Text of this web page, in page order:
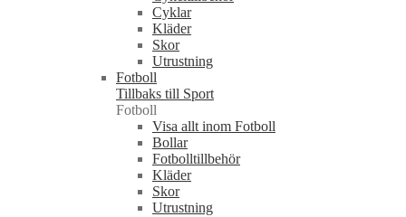
Cyklar
Kläder
Skor
Utrustning
Fotboll
Tillbaks till Sport
Fotboll
Visa allt inom Fotboll
Bollar
Fotbolltillbehör
Kläder
Skor
Utrustning